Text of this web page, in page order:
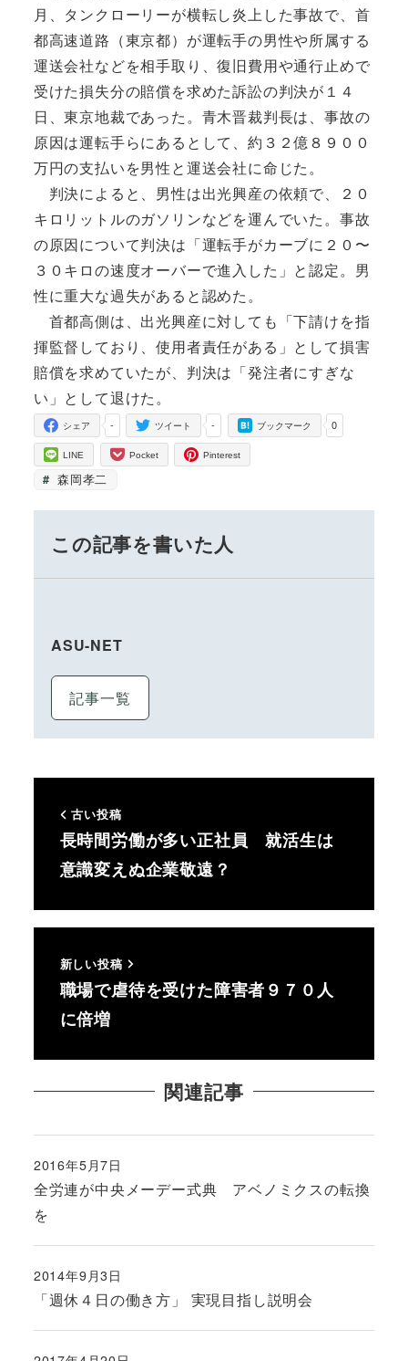
月、タンクローリーが横転し炎上した事故で、首
都高速道路（東京都）が運転手の男性や所属する
運送会社などを相手取り、復旧費用や通行止めで
受けた損失分の賠償を求めた訴訟の判決が１４
日、東京地裁であった。青木晋裁判長は、事故の
原因は運転手らにあるとして、約３２億８９００
万円の支払いを男性と運送会社に命じた。
判決によると、男性は出光興産の依頼で、２０
キロリットルのガソリンなどを運んでいた。事故
の原因について判決は「運転手がカーブに２０〜
３０キロの速度オーバーで進入した」と認定。男
性に重大な過失があると認めた。
首都高側は、出光興産に対しても「下請けを指
揮監督しており、使用者責任がある」として損害
賠償を求めていたが、判決は「発注者にすぎな
い」として退けた。
-
シェア -
ツイート 0
ブックマーク
LINE Pocket Pinterest
森岡孝二
この記事を書いた人
ASU-NET
記事一覧
古い投稿
長時間労働が多い正社員 就活生は
意識変えぬ企業敬遠？
新しい投稿
職場で虐待を受けた障害者９７０人
に倍増
関連記事
全労連が中央メーデー式典 アベノミクスの転換
を
投稿日
2016年5月7日
「週休４日の働き方」 実現目指し説明会
投稿日
2014年9月3日